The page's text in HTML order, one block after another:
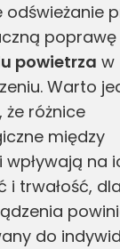
odświeżanie
poprawę
powietrza w
Warto
różnice
między
na
i trwałość,
do